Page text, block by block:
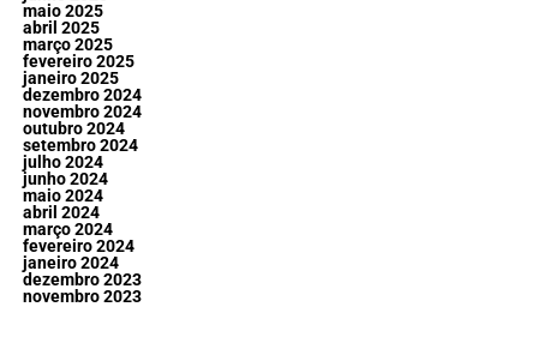
maio 2025
abril 2025
março 2025
fevereiro 2025
janeiro 2025
dezembro 2024
novembro 2024
outubro 2024
setembro 2024
julho 2024
junho 2024
maio 2024
abril 2024
março 2024
fevereiro 2024
janeiro 2024
dezembro 2023
novembro 2023